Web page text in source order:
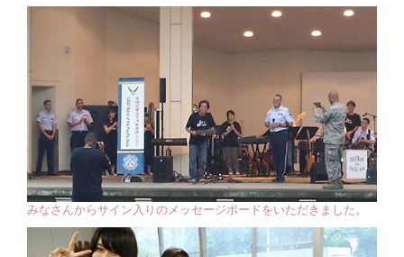
みなさんからサイン入りのメッセージボードをいただきました。